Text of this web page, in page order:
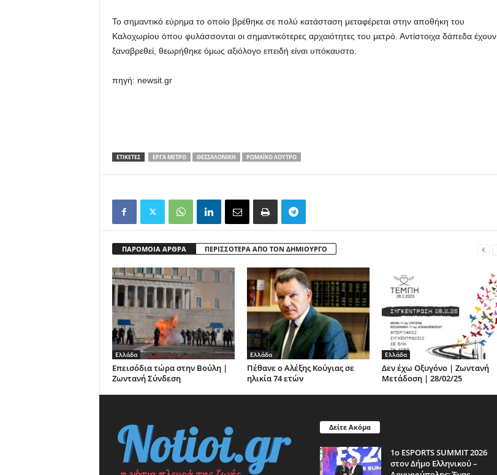
Το σημαντικό εύρημα το οποίο βρέθηκε σε πολύ κατάσταση μεταφέρεται στην αποθήκη του
Καλοχωρίου όπου φυλάσσονται οι σημαντικότερες αρχαιότητες του μετρό. Αντίστοιχα δάπεδα έχουν
ξαναβρεθεί, θεωρήθηκε όμως αξιόλογο επειδή είναι υπόκαυστο.
πηγή: newsit.gr
ΕΤΙΚΕΤΕΣ ΈΡΓΑ ΜΕΤΡΌ ΘΕΣΣΑΛΟΝΊΚΗ ΡΩΜΑΪΚΌ ΛΟΥΤΡΌ
ΠΑΡΟΜΟΙΑ ΑΡΘΡΑ ΠΕΡΙΣΣΟΤΕΡΑ ΑΠΟ ΤΟΝ ΔΗΜΙΟΥΡΓΟ
Ελλάδα
Επεισόδια τώρα στην Βούλη |
Ζωντανή Σύνδεση
Ελλάδα
Πέθανε ο Αλέξης Κούγιας σε
ηλικία 74 ετών
Ελλάδα
Δεν έχω Οξυγόνο | Ζωντανή
Μετάδοση | 28/02/25
Δείτε Ακόμα
1ο ESPORTS SUMMIT 2026
στον Δήμο Ελληνικού –